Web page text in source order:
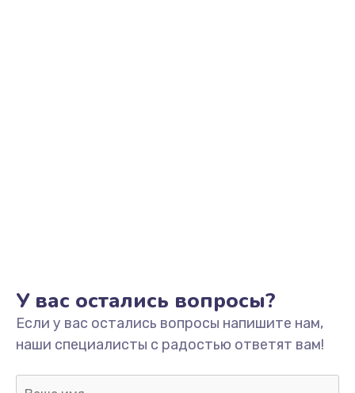
Замена/Pемонт карбюратора
1300 руб.
Заказать
У вас остались вопросы?
Если у вас остались вопросы напишите нам,
наши специалисты с радостью ответят вам!